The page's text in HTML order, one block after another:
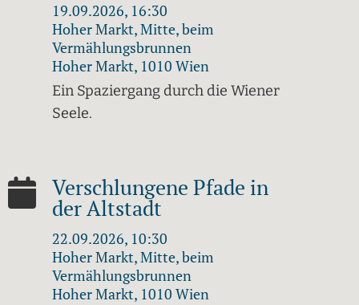
19.09.2026, 16:30
Hoher Markt, Mitte, beim
Vermählungsbrunnen
Hoher Markt, 1010 Wien
Ein Spaziergang durch die Wiener
Seele.
Verschlungene Pfade in
der Altstadt
22.09.2026, 10:30
Hoher Markt, Mitte, beim
Vermählungsbrunnen
Hoher Markt, 1010 Wien